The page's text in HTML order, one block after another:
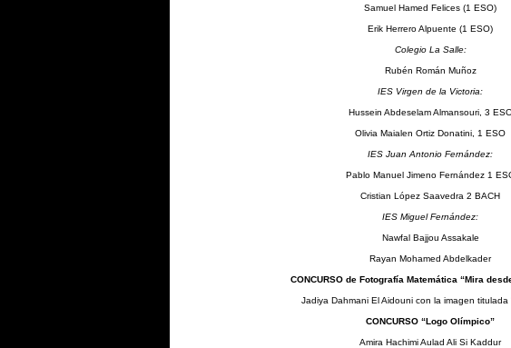
Samuel Hamed Felices (1 ESO)
Erik Herrero Alpuente (1 ESO)
Colegio La Salle:
Rubén Román Muñoz
IES Virgen de la Victoria:
Hussein Abdeselam Almansouri, 3
Olivia Maialen Ortiz Donatini, 1 ESO
IES Juan Antonio Fernández:
Pablo Manuel Jimeno Fernández 1
Cristian López Saavedra 2 BACH
IES Miguel Fernández:
Nawfal Bajjou Assakale
Rayan Mohamed Abdelkader
CONCURSO de Fotografía Matemática “Mira
Jadiya Dahmani El Aidouni con la imagen titulada
CONCURSO “Logo Olímpico”
Amira Hachimi Aulad Ali Si Kaddur